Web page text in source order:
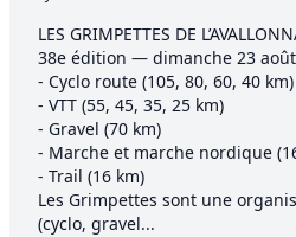
LES GRIMPETTES DE
38e édition — dimanche 23
- Cyclo route (105, 80, 60, 40 km)
- VTT (55, 45, 35, 25 km)
- Gravel (70 km)
- Marche et marche nordique
- Trail (16 km)
Les Grimpettes sont une
(cyclo, gravel...